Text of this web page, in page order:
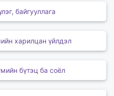
байгууллага
харилцан үйлдэл
бүтэц ба соёл